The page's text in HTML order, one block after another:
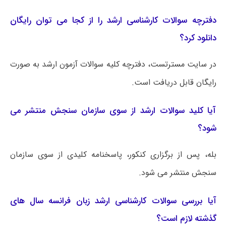
دفترچه سوالات کارشناسی ارشد را از کجا می توان رایگان
دانلود کرد؟
در سایت مسترتست، دفترچه کلیه سوالات آزمون ارشد به صورت
رایگان قابل دریافت است.
آیا کلید سوالات ارشد از سوی سازمان سنجش منتشر می
شود؟
بله، پس از برگزاری کنکور، پاسخنامه کلیدی از سوی سازمان
سنجش منتشر می شود.
آیا بررسی سوالات کارشناسی ارشد زبان فرانسه سال های
گذشته لازم است؟